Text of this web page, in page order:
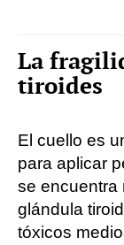
La
tiroides
El cuello es
para aplicar
se encuentra
glándula
tóxicos